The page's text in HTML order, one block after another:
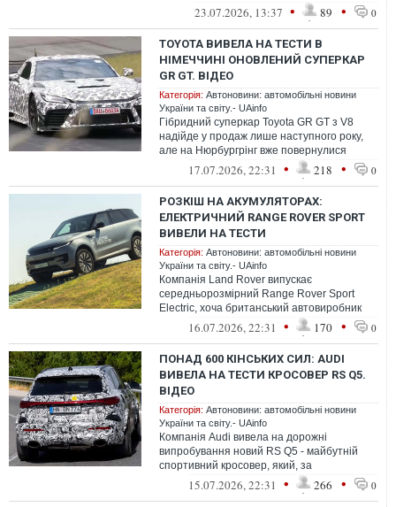
результатів вибіркових тестів на наркотик...
23.07.2026, 13:37 • 89 • 0
TOYOTA ВИВЕЛА НА ТЕСТИ В
НІМЕЧЧИНІ ОНОВЛЕНИЙ СУПЕРКАР
GR GT. ВІДЕО
Категорія: Автоновини: автомобільні новини
України та світу.- UAinfo
Гібридний суперкар Toyota GR GT з V8
надійде у продаж лише наступного року,
але на Нюрбургрінг вже повернулися
прототипи для фінальних випробувань, в ...
17.07.2026, 22:31 • 218 • 0
РОЗКІШ НА АКУМУЛЯТОРАХ:
ЕЛЕКТРИЧНИЙ RANGE ROVER SPORT
ВИВЕЛИ НА ТЕСТИ
Категорія: Автоновини: автомобільні новини
України та світу.- UAinfo
Компанія Land Rover випускає
середньорозмірний Range Rover Sport
Electric, хоча британський автовиробник
вже дуже давно анонсував класичний
16.07.2026, 22:31 • 170 • 0
ПОНАД 600 КІНСЬКИХ СИЛ: AUDI
ВИВЕЛА НА ТЕСТИ КРОСОВЕР RS Q5.
ВІДЕО
Категорія: Автоновини: автомобільні новини
України та світу.- UAinfo
Компанія Audi вивела на дорожні
випробування новий RS Q5 - майбутній
спортивний кросовер, який, за
попередніми даними, стане
найпотужнішою версією мод...
15.07.2026, 22:31 • 266 • 0